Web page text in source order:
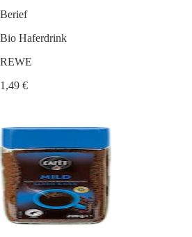
Berief
Bio Haferdrink
REWE
1,49 €